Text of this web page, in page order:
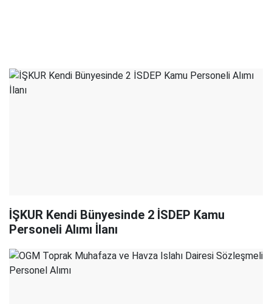
İŞKUR Kendi Bünyesinde 2 İSDEP Kamu
Personeli Alımı İlanı